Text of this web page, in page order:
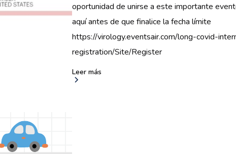
oportunidad de unirse a este importante
aquí antes de que finalice la fecha límite ‍
https://virology.eventsair.com/long-covid-
registration/Site/Register
Leer más